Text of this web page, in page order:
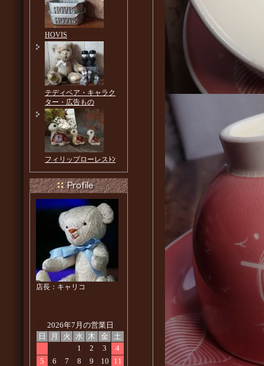
HOVIS
テディベア・キャラク
ター・広告もの
フィリップローレスﾄﾝ
店長：キャリコ
2026年7月の営業日
日
月 火 水 木 金
土
1
2 3
4
5
6 7 8 9 10
11